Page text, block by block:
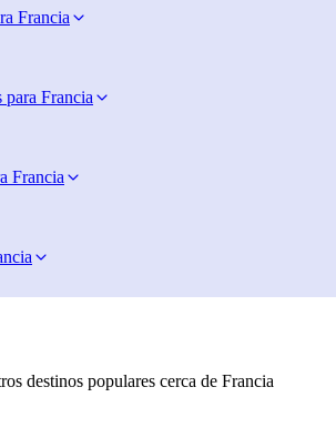
Francia
para Francia
Francia
destinos populares cerca de Francia